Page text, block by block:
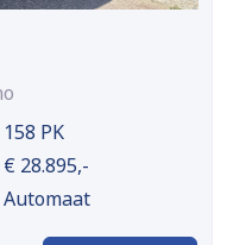
158 PK
€ 28.895,-
Automaat